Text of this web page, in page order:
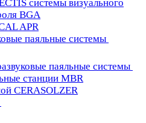
системы визуального
BGA
APR
паяльные системы
паяльные системы
станции MBR
CERASOLZER